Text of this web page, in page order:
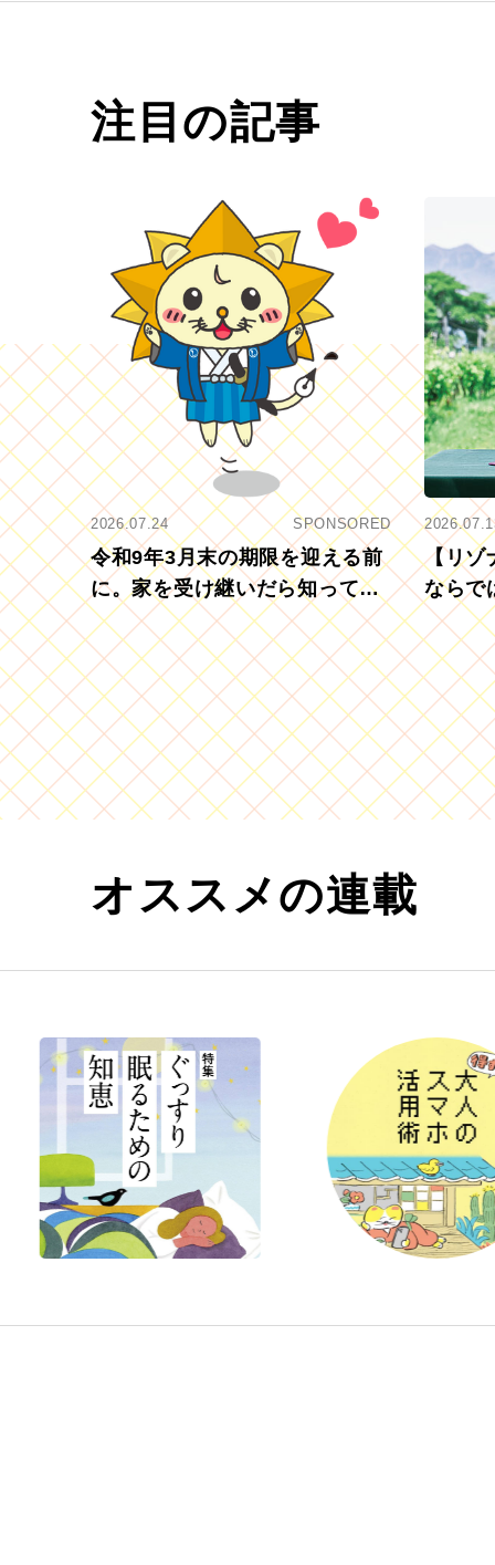
注目の記事
2026.07.24 SPONSORED
令和9年3月末の期限を迎える前
に。家を受け継いだら知ってお
きたい「相続登記の義務化」
【リゾ
ならで
むブ
オススメの連載